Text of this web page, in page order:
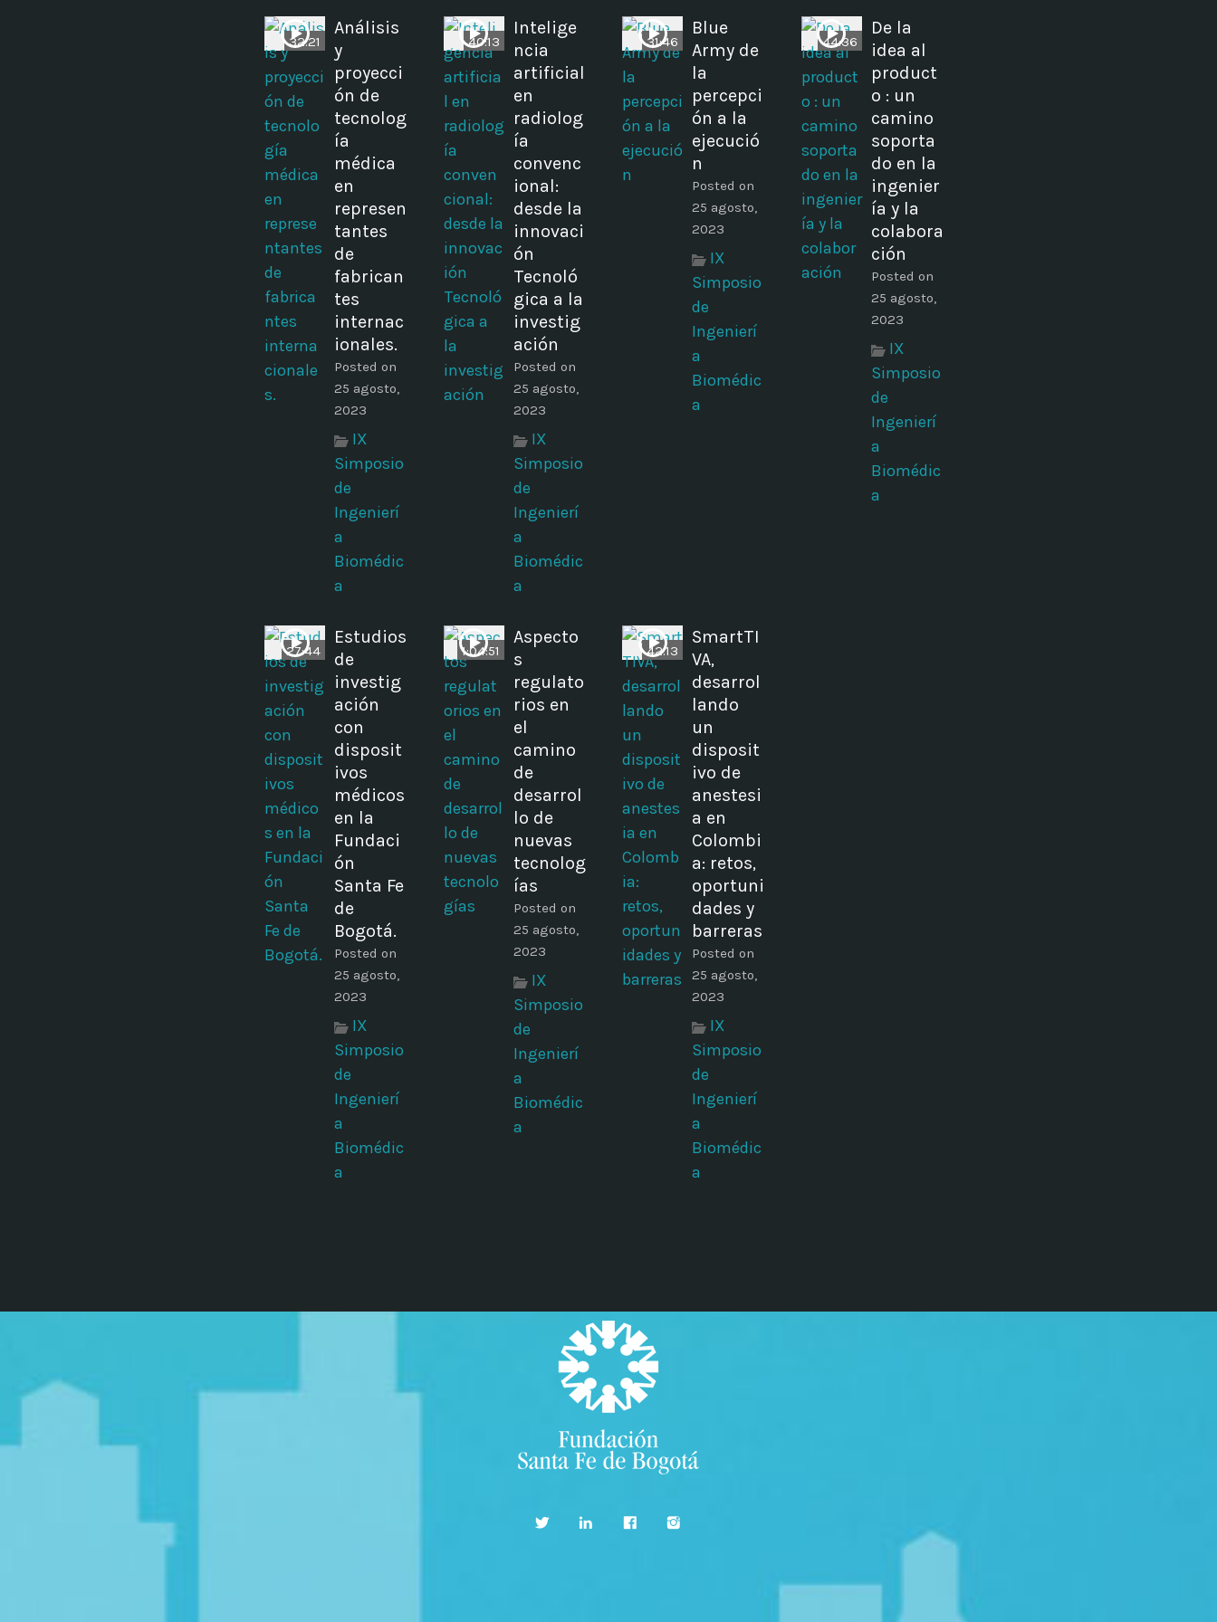
32:21
Análisis
y
proyecci
ón de
tecnolog
ía
médica
en
represen
tantes
de
fabrican
tes
internac
ionales.
Posted on
25 agosto,
2023
IX
Simposio
de
Ingenierí
a
Biomédic
a
40:13
Intelige
ncia
artificial
en
radiolog
ía
convenc
ional:
desde la
innovaci
ón
Tecnoló
gica a la
investig
ación
Posted on
25 agosto,
2023
IX
Simposio
de
Ingenierí
a
Biomédic
a
31:46
Blue
Army de
la
percepci
ón a la
ejecució
n
Posted on
25 agosto,
2023
IX
Simposio
de
Ingenierí
a
Biomédic
a
44:36
De la
idea al
product
o : un
camino
soporta
do en la
ingenier
ía y la
colabora
ción
Posted on
25 agosto,
2023
IX
Simposio
de
Ingenierí
a
Biomédic
a
27:44
Estudios
de
investig
ación
con
disposit
ivos
médicos
en la
Fundaci
ón
Santa Fe
de
Bogotá.
Posted on
25 agosto,
2023
IX
Simposio
de
Ingenierí
a
Biomédic
a
1:04:51
Aspecto
s
regulato
rios en
el
camino
de
desarrol
lo de
nuevas
tecnolog
ías
Posted on
25 agosto,
2023
IX
Simposio
de
Ingenierí
a
Biomédic
a
42:13
SmartTI
VA,
desarrol
lando
un
disposit
ivo de
anestesi
a en
Colombi
a: retos,
oportuni
dades y
barreras
Posted on
25 agosto,
2023
IX
Simposio
de
Ingenierí
a
Biomédic
a